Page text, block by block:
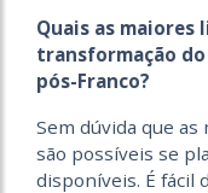
Quais as maiores
transformação
pós-Franco?
Sem dúvida que
são possíveis se
disponíveis. É fácil